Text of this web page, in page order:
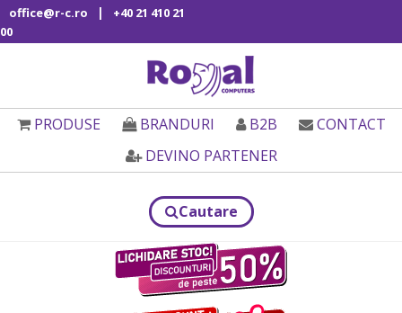
office@r-c.ro |
+40 21 410 21
00
PRODUSE BRANDURI B2B
CONTACT
DEVINO PARTENER
Cautare